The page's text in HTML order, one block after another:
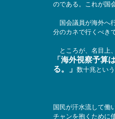
のである。これが国
国会議員が海外へ
分のカネで行くべき
ところが、名目上
「海外視察予算
る。」 数十兆とい
国民が汗水流して働
チャンを抱くために